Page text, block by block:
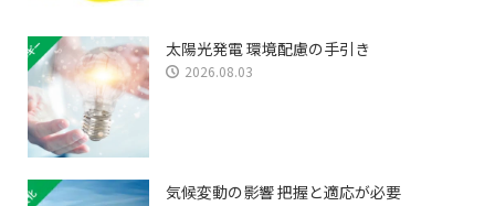
太陽光発電 環境配慮の手引き
2026.08.03
気候変動の影響 把握と適応が必要